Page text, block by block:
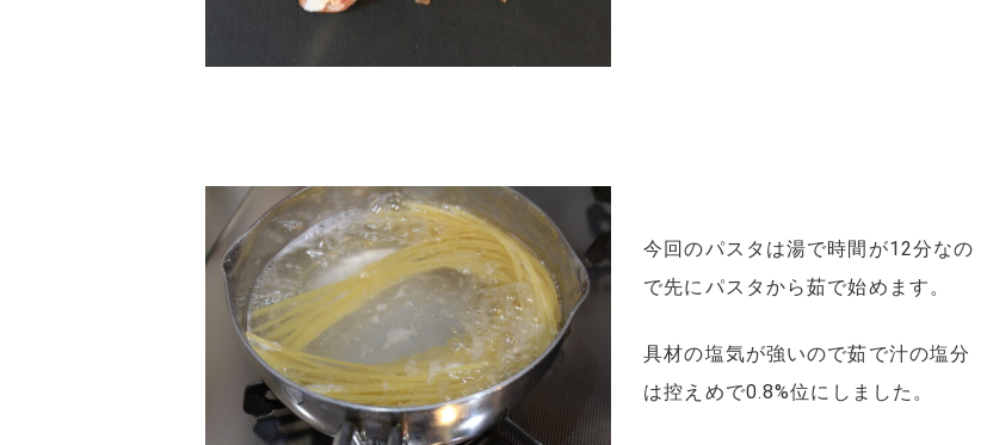
今回のパスタは湯で時間が12分なの
で先にパスタから茹で始めます。
具材の塩気が強いので茹で汁の塩分
は控えめで0.8%位にしました。